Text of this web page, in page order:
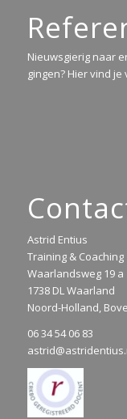
Nieuwsgierig naar
gingen? Hier vind je
Astrid Entius
Training & Coaching
Waarlandsweg 19 a
1738 DL Waarland
Noord-Holland,
06 34 54 06 83